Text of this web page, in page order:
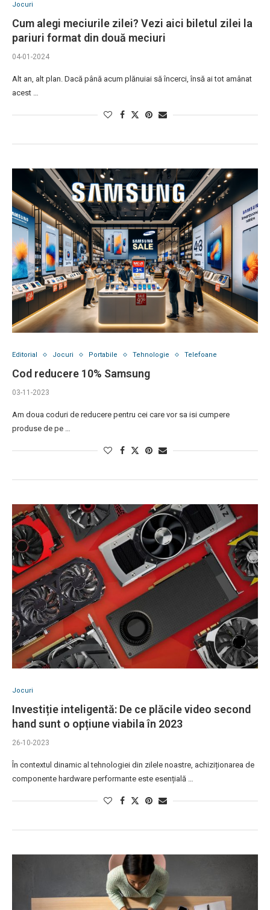
Jocuri
Cum alegi meciurile zilei? Vezi aici biletul zilei la
pariuri format din două meciuri
04-01-2024
Alt an, alt plan. Dacă până acum plănuiai să încerci, însă ai tot amânat
acest …
Editorial Jocuri Portabile Tehnologie Telefoane
Cod reducere 10% Samsung
03-11-2023
Am doua coduri de reducere pentru cei care vor sa isi cumpere
produse de pe …
Jocuri
Investiție inteligentă: De ce plăcile video second
hand sunt o opțiune viabila în 2023
26-10-2023
În contextul dinamic al tehnologiei din zilele noastre, achiziționarea de
componente hardware performante este esențială …